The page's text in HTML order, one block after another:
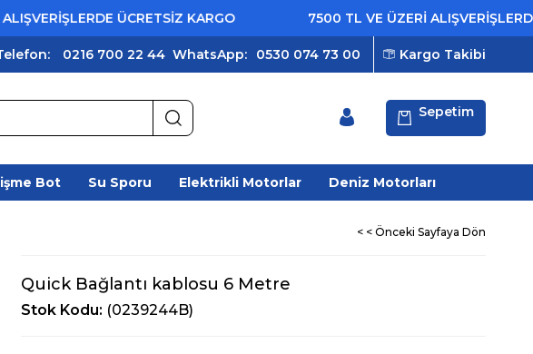
ÜCRETSİZ KARGO 7500 TL VE ÜZERİ ALIŞVERİŞLERDE
Kargo Takibi
0216 700 22 44WhatsApp: 0530 074 73 00
Sepetim
Bot Su Sporu Elektrikli Motorlar Deniz Motorları
< < Önceki Sayfaya Dön
Quick Bağlantı kablosu 6 Metre
Stok Kodu (0239244B)